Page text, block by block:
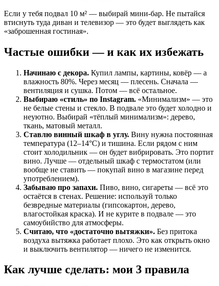
Если у тебя подвал 10 м² — выбирай мини-бар. Не пытайся
втиснуть туда диван и телевизор — это будет выглядеть как
«заброшенная гостиная».
Частые ошибки — и как их избежать
Начинаю с декора. Купил лампы, картины, ковёр — а
влажность 80%. Через месяц — плесень. Сначала —
вентиляция и сушка. Потом — всё остальное.
Выбираю «стиль» по Instagram. «Минимализм» — это
не белые стены и стекло. В подвале это будет холодно и
неуютно. Выбирай «тёплый минимализм»: дерево,
ткань, матовый металл.
Ставлю винный шкаф в углу. Вину нужна постоянная
температура (12–14°C) и тишина. Если рядом с ним
стоит холодильник — он будет вибрировать. Это портит
вино. Лучше — отдельный шкаф с термостатом (или
вообще не ставить — покупай вино в магазине перед
употреблением).
Забываю про запахи. Пиво, вино, сигареты — всё это
остаётся в стенах. Решение: используй только
безвредные материалы (гипсокартон, дерево,
влагостойкая краска). И не курите в подвале — это
самоубийство для атмосферы.
Считаю, что «достаточно вытяжки». Без притока
воздуха вытяжка работает плохо. Это как открыть окно
и выключить вентилятор — ничего не изменится.
Как лучше сделать: мои 3 правила